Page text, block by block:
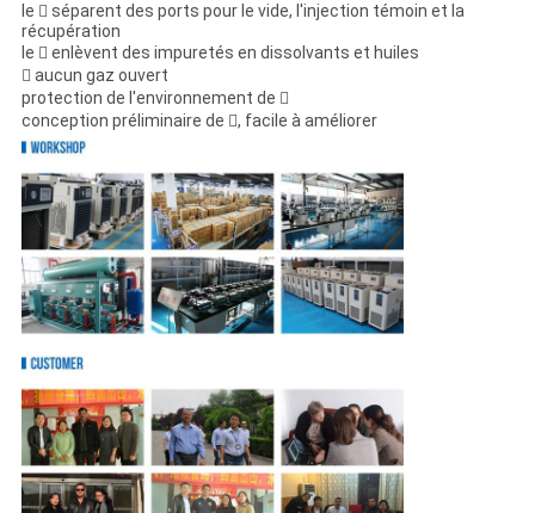
le  séparent des ports pour le vide, l'injection témoin et la
récupération
le  enlèvent des impuretés en dissolvants et huiles
 aucun gaz ouvert
protection de l'environnement de 
conception préliminaire de , facile à améliorer